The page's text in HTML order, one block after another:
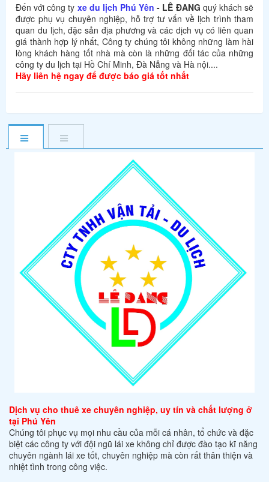
Đến với công ty xe du lịch Phú Yên - LÊ ĐANG quý khách sẽ
được phụ vụ chuyên nghiệp, hỗ trợ tư vấn về lịch trình tham
quan du lịch, đặc sản địa phương và các dịch vụ có liên quan
giá thành hợp lý nhất, Công ty chúng tôi không những làm hài
lòng khách hàng tốt nhà mà còn là những đối tác của những
công ty du lịch tại Hồ Chí Minh, Đà Nẳng và Hà nội....
Hãy liên hệ ngay để được báo giá tốt nhất
Dịch vụ cho thuê xe chuyên nghiệp, uy tín và chất lượng ở
tại Phú Yên
Chúng tôi phục vụ mọi nhu cầu của mỗi cá nhân, tổ chức và đặc
biệt các công ty với đội ngũ lái xe không chỉ được đào tạo kĩ năng
chuyên ngành lái xe tốt, chuyên nghiệp mà còn rất thân thiện và
nhiệt tình trong công việc.